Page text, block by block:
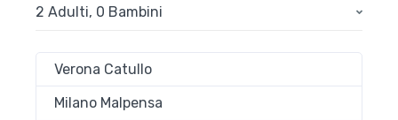
2 Adulti, 0 Bambini
Verona Catullo
Milano Malpensa